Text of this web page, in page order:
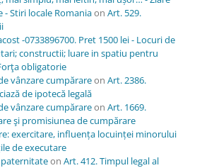
- Stiri locale Romaniaon Art. 529.
-0733896700. Pret 1500 lei - Locuri de
constructii; luare in spatiu pentru
obligatorie
vânzare cumpărareon Art. 2386.
de ipotecă legală
vânzare cumpărareon Art. 1669.
şi promisiunea de cumpărare
exercitare, influența locuinței minorului
de executare
paternitateon Art. 412. Timpul legal al